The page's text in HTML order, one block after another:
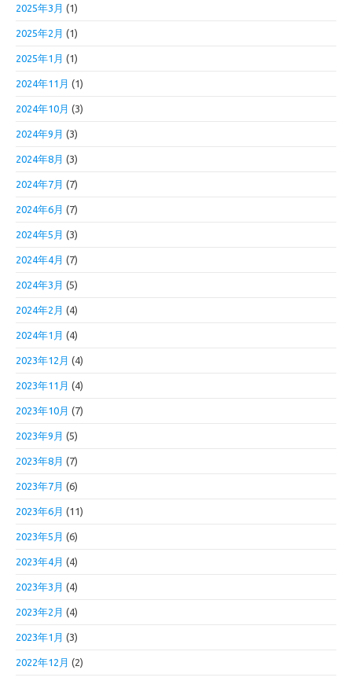
2025年3月 (1)
2025年2月 (1)
2025年1月 (1)
2024年11月 (1)
2024年10月 (3)
2024年9月 (3)
2024年8月 (3)
2024年7月 (7)
2024年6月 (7)
2024年5月 (3)
2024年4月 (7)
2024年3月 (5)
2024年2月 (4)
2024年1月 (4)
2023年12月 (4)
2023年11月 (4)
2023年10月 (7)
2023年9月 (5)
2023年8月 (7)
2023年7月 (6)
2023年6月 (11)
2023年5月 (6)
2023年4月 (4)
2023年3月 (4)
2023年2月 (4)
2023年1月 (3)
2022年12月 (2)